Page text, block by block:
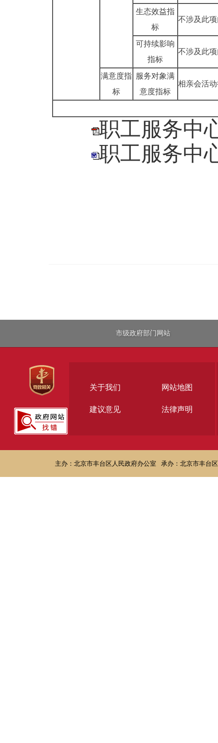
生态效益指
标
不涉及此
可持续影响
指标
不涉及此
满意度指
标
服务对象满
意度指标
相亲会活
职工服务中
职工服务中
市级政府部门网站
关于我们 网站地图
建议意见 法律声明
主办：北京市丰台区人民政府办公室 承办：北京市丰台